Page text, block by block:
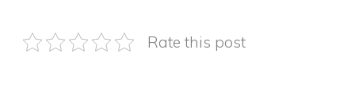
Rate this post